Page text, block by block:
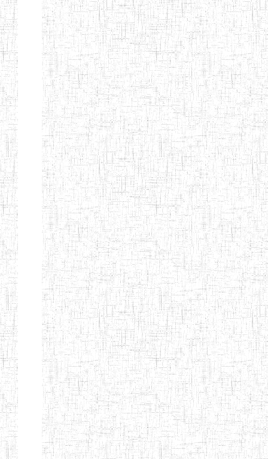
EDUCATION
TEACHERS'
TRAINING AND
EMPOWERMENT
PROGRAMME
(CISETTEP)
ALBERT
TEACHERS'
TRAINING
INSTITUTE
CAMEROUN
(A.T.T.I.C)
27/08/2015 ENIEG
NACHO
TECHNICAL
TEACHER
TRAINING
INSTITUTE
12/08/2010 ENIET
SAINT
ANDREW'S BTTC
28/12/2007 ENIEG
MODEL
INCLUSIVE
08/09/2015 ENIEG